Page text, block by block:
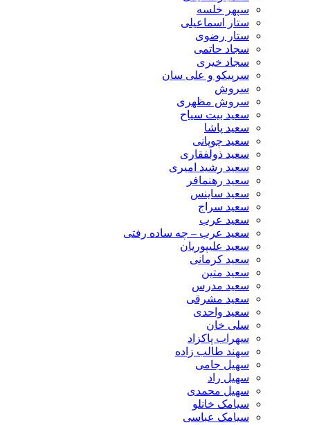
سپهر خلسه
ستار اسماعیلی
ستار رضوی
سجاد حاتمی
سجاد خیری
سرپیکو و علی سان
سروش
سروش مظهری
سعید بیت سیاح
سعید پاشا
سعید چوپانی
سعید ذولفقاری
سعید رشید امیری
سعید رهنمافر
سعید ساینس
سعید سراج
سعید عرب
سعید عرب – چه ساده رفتی
سعید علیپوریان
سعید کرمانی
سعید متین
سعید مدرس
سعید مشرقی
سعید واحدی
سلی خان
سهراب پاکزاد
سهند طالب زاده
سهیل جامی
سهیل راد
سهیل محمدی
سیامک خانلو
سیامک عباسی